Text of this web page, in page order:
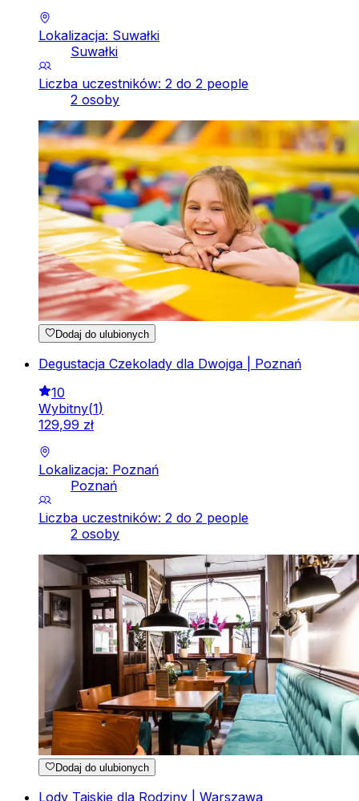
Lokalizacja: Suwałki
Suwałki
Liczba uczestników: 2 do 2 people
2 osoby
Dodaj do ulubionych
Degustacja Czekolady dla Dwojga | Poznań
10
Wybitny(1)
129,99 zł
Lokalizacja: Poznań
Poznań
Liczba uczestników: 2 do 2 people
2 osoby
Dodaj do ulubionych
Lody Tajskie dla Rodziny | Warszawa